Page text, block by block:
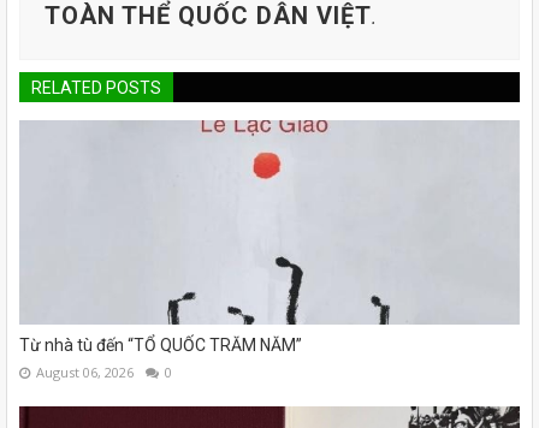
TOÀN THỂ QUỐC DÂN VIỆT.
RELATED POSTS
Từ nhà tù đến “TỔ QUỐC TRĂM NĂM”
August 06, 2026 0